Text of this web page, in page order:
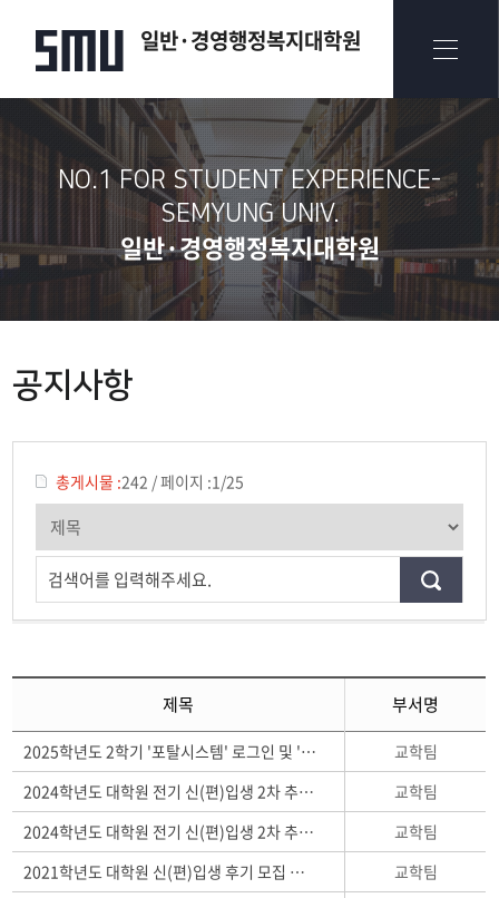
일반·경영행정복지대학원
NO.1 FOR STUDENT EXPERIENCE-
SEMYUNG UNIV.​
일반·경영행정복지대학원
공지사항
총게시물 :242 /페이지 :1/25
검색어를 입력해주세요.
제목 부서명
2025학년도 2학기 '포탈시스템' 로그인 및 '세명통통' 가입 안내
교학팀
2024학년도 대학원 전기 신(편)입생 2차 추가모집 안내
교학팀
2024학년도 대학원 전기 신(편)입생 2차 추가모집 안내
교학팀
2021학년도 대학원 신(편)입생 후기 모집 안내 및 학석사연계과정(2022학년도 입학예정) 모집 안내
교학팀